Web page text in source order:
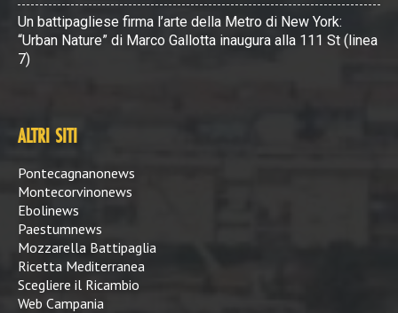
Un battipagliese firma l’arte della Metro di New York:
“Urban Nature” di Marco Gallotta inaugura alla 111 St (linea
7)
ALTRI SITI
Pontecagnanonews
Montecorvinonews
Ebolinews
Paestumnews
Mozzarella Battipaglia
Ricetta Mediterranea
Scegliere il Ricambio
Web Campania